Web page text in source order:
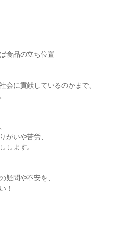
食品の立ち位置
会に貢献しているのかまで、
がいや苦労、
します。
疑問や不安を、
！